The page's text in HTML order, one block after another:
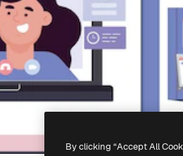
By clicking “Accept All